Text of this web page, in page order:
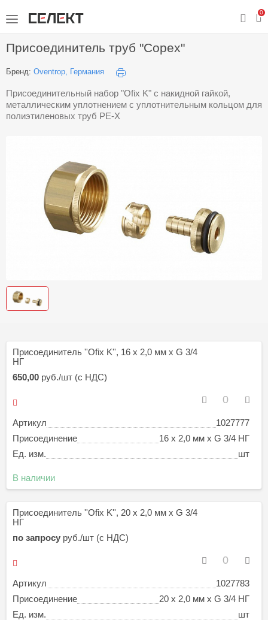
0
Присоединитель труб "Copex"
Бренд: Oventrop, Германия
Присоединительный набор "Ofix K" с накидной гайкой,
металлическим уплотнением с уплотнительным кольцом для
полиэтиленовых труб PE-X
Присоединитель ''Ofix K'', 16 х 2,0 мм х G 3/4
НГ
Артикул
1027777
Присоединение
16 х 2,0 мм х G 3/4 НГ
Ед. изм.
шт
650,00 руб./шт (с НДС)
В наличии
Присоединитель ''Ofix K'', 20 х 2,0 мм х G 3/4
НГ
Артикул
1027783
Присоединение
20 х 2,0 мм х G 3/4 НГ
Ед. изм.
шт
по запросу руб./шт (с НДС)